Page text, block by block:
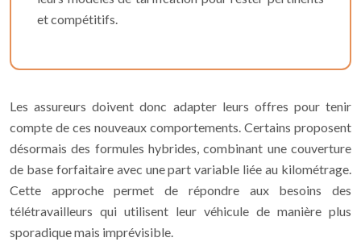
et compétitifs.
Les assureurs doivent donc adapter leurs offres pour tenir
compte de ces nouveaux comportements. Certains proposent
désormais des formules hybrides, combinant une couverture
de base forfaitaire avec une part variable liée au kilométrage.
Cette approche permet de répondre aux besoins des
télétravailleurs qui utilisent leur véhicule de manière plus
sporadique mais imprévisible.